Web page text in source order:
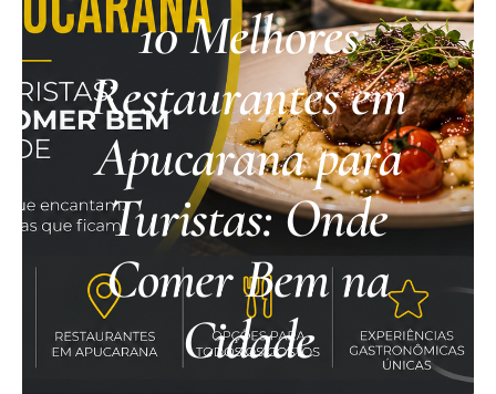
10 Melhores
Restaurantes em
Apucarana para
Turistas: Onde
Comer Bem na
Cidade